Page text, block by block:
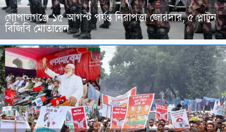
গোপালগঞ্জে ১৫ আগস্ট পর্যন্ত নিরাপত্তা জোরদার, ৫ প্লাটুন
বিজিবি মোতায়েন